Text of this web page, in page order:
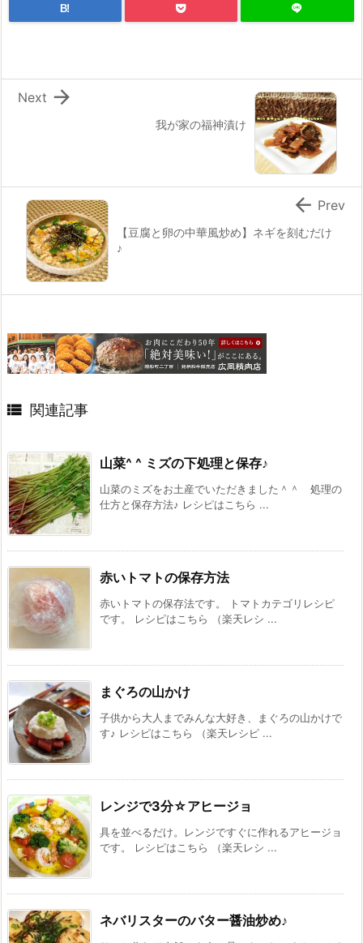
B!
我が家の福神漬け

Next
【豆腐と卵の中華風炒め】ネギを刻むだけ
♪
 Prev
 関連記事
山菜^ ^ ミズの下処理と保存♪
山菜のミズをお土産でいただきました＾＾ 処理の
仕方と保存方法♪ レシピはこちら ...
赤いトマトの保存方法
赤いトマトの保存法です。 トマトカテゴリレシピ
です。 レシピはこちら （楽天レシ ...
まぐろの山かけ
子供から大人までみんな大好き、まぐろの山かけで
す♪ レシピはこちら （楽天レシピ ...
レンジで3分☆アヒージョ
具を並べるだけ。レンジですぐに作れるアヒージョ
です。 レシピはこちら （楽天レシ ...
ネバリスターのバター醤油炒め♪